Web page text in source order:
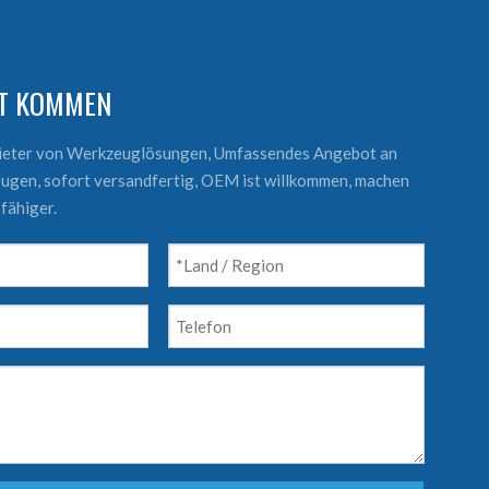
KOMMEN
von Werkzeuglösungen, Umfassendes Angebot an
sofort versandfertig, OEM ist willkommen, machen